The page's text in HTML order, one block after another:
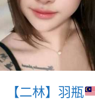
【二林】羽瓶